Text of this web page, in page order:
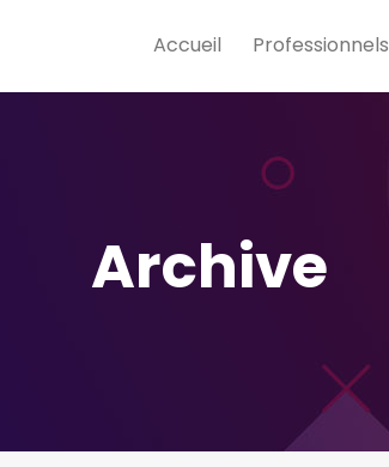
Accueil Professionnels
Archive